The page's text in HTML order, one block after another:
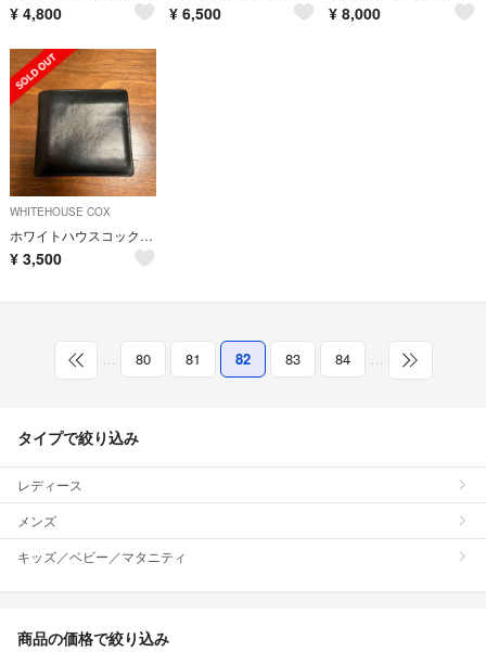
¥ 4,800 ¥ 6,500 ¥ 8,000
WHITEHOUSE COX
ホワイトハウスコックス S7532
¥ 3,500
80 81 82 83 84
タイプで絞り込み
レディース
メンズ
キッズ／ベビー／マタニティ
商品の価格で絞り込み